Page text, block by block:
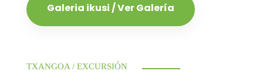
Galeria ikusi / Ver Galería
TXANGOA / EXCURSIÓN